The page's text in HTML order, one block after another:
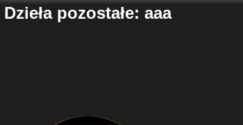
Dzieła pozostałe: aaa